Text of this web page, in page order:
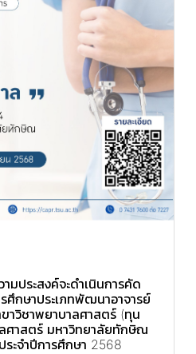
ประสงค์จะดำเนินการคัด
ศึกษาประเภทพัฒนาอาจารย์
าวิชาพยาบาลศาสตร์ (ทุน
ศาสตร์ มหาวิทยาลัยทักษิณ
ะจำปีการศึกษา 2568